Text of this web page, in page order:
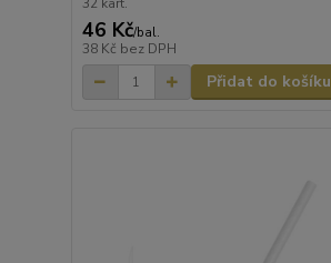
46 Kč/bal.
38 Kč bez DPH
Přidat do košíku